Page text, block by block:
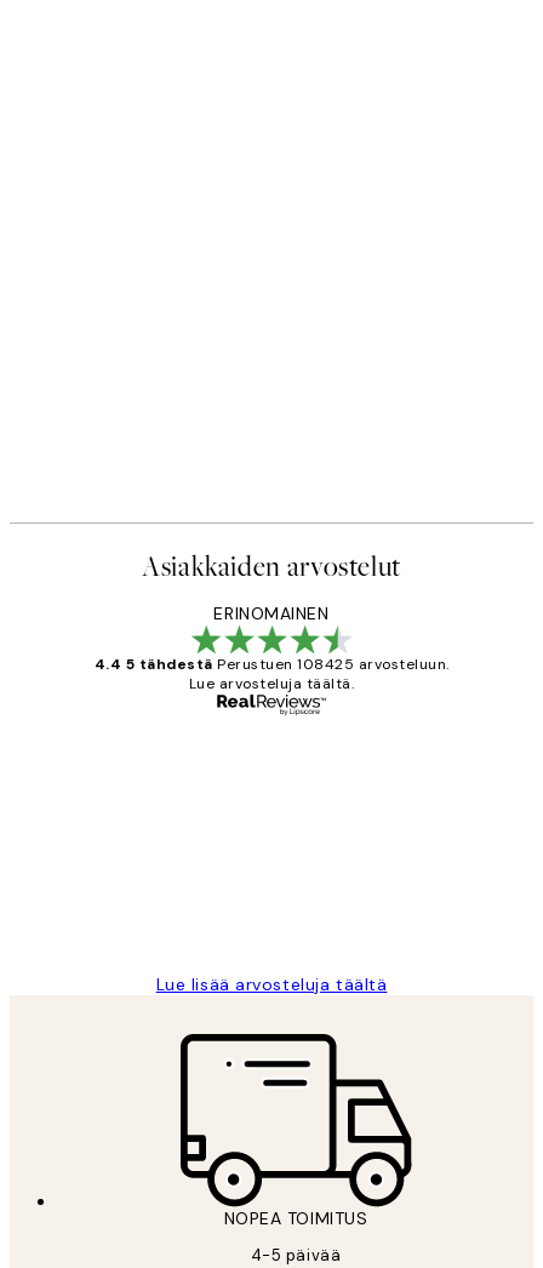
Asiakkaiden arvostelut
ERINOMAINEN
4.4 5 tähdestä Perustuen 108425 arvosteluun.
Lue arvosteluja täältä.
Lue lisää arvosteluja täältä
NOPEA TOIMITUS
4-5 päivää